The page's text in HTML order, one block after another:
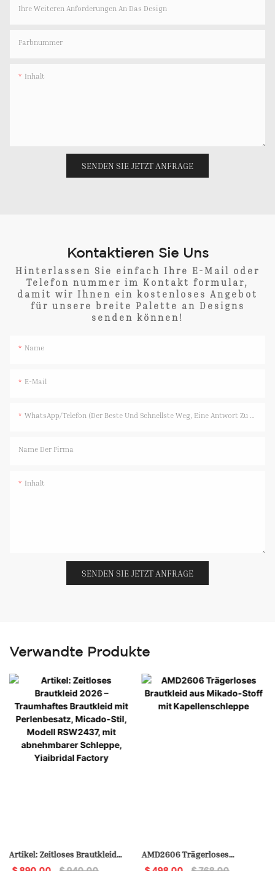
Ihre Weiteren Anforderungen An Das Design
Farbnummer
Inhalt
SENDEN SIE JETZT ANFRAGE
Kontaktieren Sie Uns
Hinterlassen Sie einfach Ihre E-Mail oder
Telefon nummer im Kontakt formular,
damit wir Ihnen ein kostenloses Angebot
für unsere breite Palette an Designs
senden können!
Name
E-Mail
WhatsApp/Telefon (Der Beste Und Schnellste Weg, Eine Antwort Zu Erhalten)
Name Der Firma
Inhalt
SENDEN SIE JETZT ANFRAGE
Verwandte Produkte
Artikel: Zeitloses Brautkleid
2026 – Traumhaftes Brautkleid
AMD2606 Trägerloses
Brautkleid Aus Mikado-Stoff